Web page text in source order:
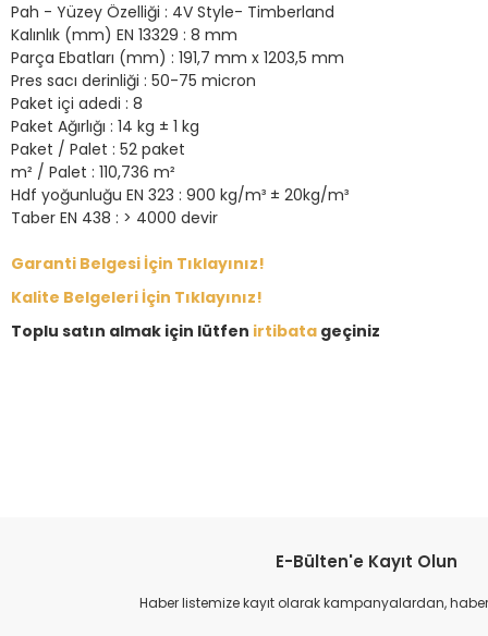
Pah - Yüzey Özelliği : 4V Style- Timberland
Kalınlık (mm) EN 13329 : 8 mm
Parça Ebatları (mm) : 191,7 mm x 1203,5 mm
Pres sacı derinliği : 50-75 micron
Paket içi adedi : 8
Paket Ağırlığı : 14 kg ± 1 kg
Paket / Palet : 52 paket
m² / Palet : 110,736 m²
Hdf yoğunluğu EN 323 : 900 kg/m³ ± 20kg/m³
Taber EN 438 : > 4000 devir
Garanti Belgesi İçin Tıklayınız!
Kalite Belgeleri İçin Tıklayınız!
Toplu satın almak için lütfen irtibata geçiniz
Bu ürünün fiyat bilgisi, resim, ürün açıklamalarında ve diğer
Bu ürüne benzer farklı alternatifler olmalı.
E-Bülten'e Kayıt Olun
Haber listemize kayıt olarak kampanyalardan,